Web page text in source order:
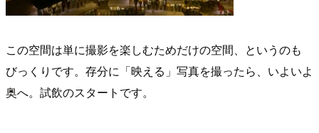
この空間は単に撮影を楽しむためだけの空間、というのも
びっくりです。存分に「映える」写真を撮ったら、いよいよ
奥へ。試飲のスタートです。